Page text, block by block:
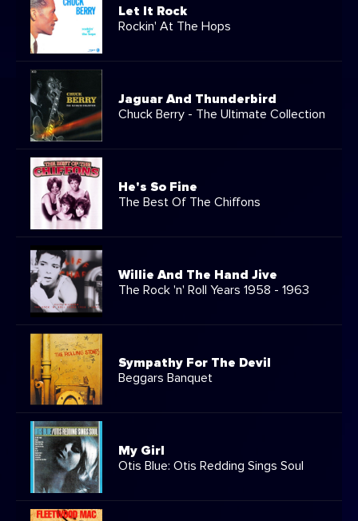
Let It Rock
Rockin' At The Hops
Jaguar And Thunderbird
Chuck Berry - The Ultimate Collection
He's So Fine
The Best Of The Chiffons
Willie And The Hand Jive
The Rock 'n' Roll Years 1958 - 1963
Sympathy For The Devil
Beggars Banquet
My Girl
Otis Blue: Otis Redding Sings Soul